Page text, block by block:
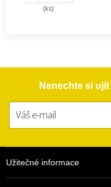
(ks)
Nenechte si
Užitečné informace